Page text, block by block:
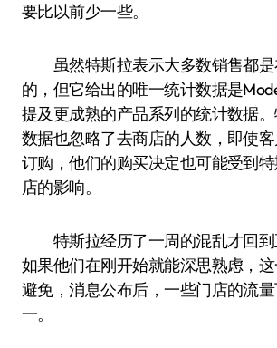
要比以前少一些。
虽然特斯拉表示大多数销售都是
的，但它给出的唯一统计数据是
提及更成熟的产品系列的统计数据
数据也忽略了去商店的人数，即使
订购，他们的购买决定也可能受到
店的影响。
特斯拉经历了一周的混乱才回到
如果他们在刚开始就能深思熟虑，
避免，消息公布后，一些门店的流
一。